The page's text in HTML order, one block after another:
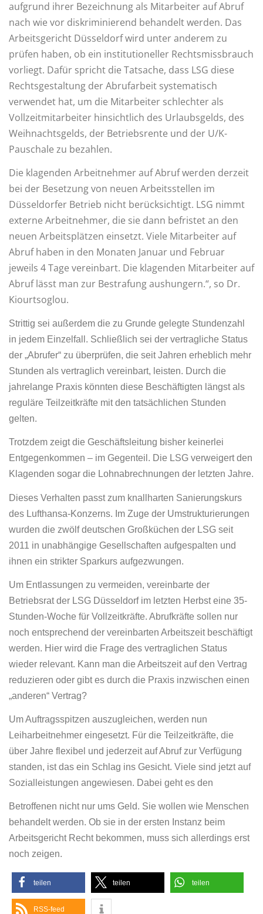
aufgrund ihrer Bezeichnung als Mitarbeiter auf Abruf
nach wie vor diskriminierend behandelt werden. Das
Arbeitsgericht Düsseldorf wird unter anderem zu
prüfen haben, ob ein institutioneller Rechtsmissbrauch
vorliegt. Dafür spricht die Tatsache, dass LSG diese
Rechtsgestaltung der Abrufarbeit systematisch
verwendet hat, um die Mitarbeiter schlechter als
Vollzeitmitarbeiter hinsichtlich des Urlaubsgelds, des
Weihnachtsgelds, der Betriebsrente und der U/K-
Pauschale zu bezahlen.
Die klagenden Arbeitnehmer auf Abruf werden derzeit
bei der Besetzung von neuen Arbeitsstellen im
Düsseldorfer Betrieb nicht berücksichtigt. LSG nimmt
externe Arbeitnehmer, die sie dann befristet an den
neuen Arbeitsplätzen einsetzt. Viele Mitarbeiter auf
Abruf haben in den Monaten Januar und Februar
jeweils 4 Tage vereinbart. Die klagenden Mitarbeiter auf
Abruf lässt man zur Bestrafung aushungern.“, so Dr.
Kiourtsoglou.
Strittig sei außerdem die zu Grunde gelegte Stundenzahl
in jedem Einzelfall. Schließlich sei der vertragliche Status
der „Abrufer“ zu überprüfen, die seit Jahren erheblich mehr
Stunden als vertraglich vereinbart, leisten. Durch die
jahrelange Praxis könnten diese Beschäftigten längst als
reguläre Teilzeitkräfte mit den tatsächlichen Stunden
gelten.
Trotzdem zeigt die Geschäftsleitung bisher keinerlei
Entgegenkommen – im Gegenteil. Die LSG verweigert den
Klagenden sogar die Lohnabrechnungen der letzten Jahre.
Dieses Verhalten passt zum knallharten Sanierungskurs
des Lufthansa-Konzerns. Im Zuge der Umstrukturierungen
wurden die zwölf deutschen Großküchen der LSG seit
2011 in unabhängige Gesellschaften aufgespalten und
ihnen ein strikter Sparkurs aufgezwungen.
Um Entlassungen zu vermeiden, vereinbarte der
Betriebsrat der LSG Düsseldorf im letzten Herbst eine 35-
Stunden-Woche für Vollzeitkräfte. Abrufkräfte sollen nur
noch entsprechend der vereinbarten Arbeitszeit beschäftigt
werden. Hier wird die Frage des vertraglichen Status
wieder relevant. Kann man die Arbeitszeit auf den Vertrag
reduzieren oder gibt es durch die Praxis inzwischen einen
„anderen“ Vertrag?
Um Auftragsspitzen auszugleichen, werden nun
Leiharbeitnehmer eingesetzt. Für die Teilzeitkräfte, die
über Jahre flexibel und jederzeit auf Abruf zur Verfügung
standen, ist das ein Schlag ins Gesicht. Viele sind jetzt auf
Sozialleistungen angewiesen. Dabei geht es den
Betroffenen nicht nur ums Geld. Sie wollen wie Menschen
behandelt werden. Ob sie in der ersten Instanz beim
Arbeitsgericht Recht bekommen, muss sich allerdings erst
noch zeigen.
teilen teilen teilen
RSS-feed